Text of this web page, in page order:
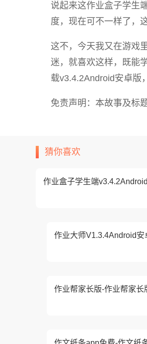
说起来这作业盒子学生
度，现在可不一样了，
这不，今天我又在游戏
迷，就喜欢这样，既能
载v3.4.2Android安卓版
免责声明：本故事及标
猜你喜欢
作业盒子学生端
作业大师V1.3.4Android
作业帮家长版-作业帮家长